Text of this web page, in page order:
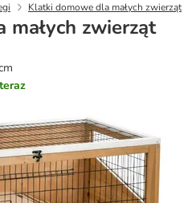
Klatki domowe dla małych zwierząt
zwierząt